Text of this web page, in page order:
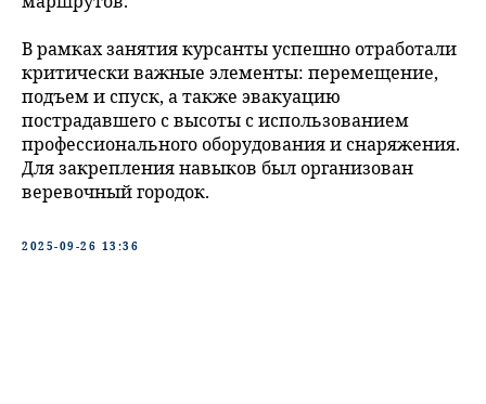
В рамках занятия курсанты успешно отработали
критически важные элементы: перемещение,
подъем и спуск, а также эвакуацию
пострадавшего с высоты с использованием
профессионального оборудования и снаряжения.
Для закрепления навыков был организован
веревочный городок.
2025-09-26 13:36